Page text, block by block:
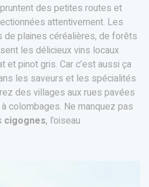
des petites routes et
attentivement. Les
plaines céréalières, de forêts
les délicieux vins locaux
et pinot gris. Car c’est aussi ça
les saveurs et les spécialités
des villages aux rues pavées
colombages. Ne manquez pas
cigognes, l’oiseau